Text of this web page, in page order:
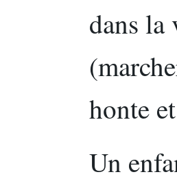
dans la
honte
Un